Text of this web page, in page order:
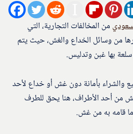
من المخالفات التجارية، التي
من وسائل الخداع والغش، حيث يتم
بها غبن وتدليس.
والشراء بأمانة دون غش أو خداع لأحد
من أحد الأطراف، هنا يحق للطرف
ما قامه به من غش.